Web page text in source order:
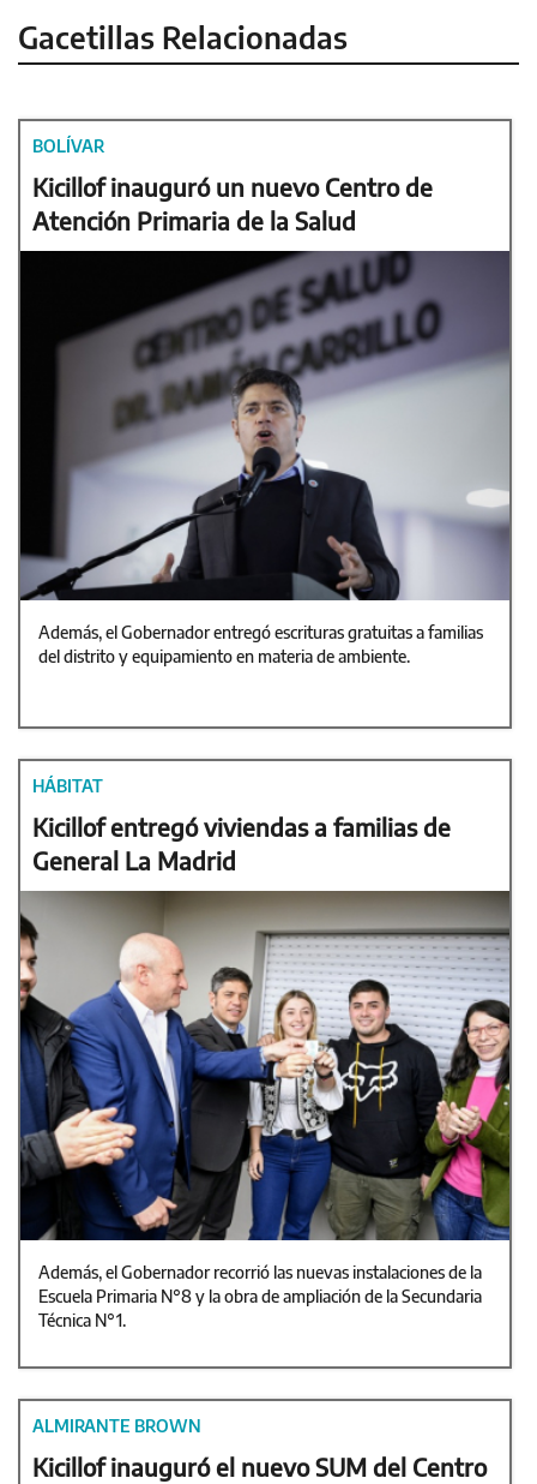
Gacetillas Relacionadas
BOLÍVAR
Kicillof inauguró un nuevo Centro de
Atención Primaria de la Salud
Además, el Gobernador entregó escrituras gratuitas a familias
del distrito y equipamiento en materia de ambiente.
HÁBITAT
Kicillof entregó viviendas a familias de
General La Madrid
Además, el Gobernador recorrió las nuevas instalaciones de la
Escuela Primaria N°8 y la obra de ampliación de la Secundaria
Técnica N°1.
ALMIRANTE BROWN
Kicillof inauguró el nuevo SUM del Centro